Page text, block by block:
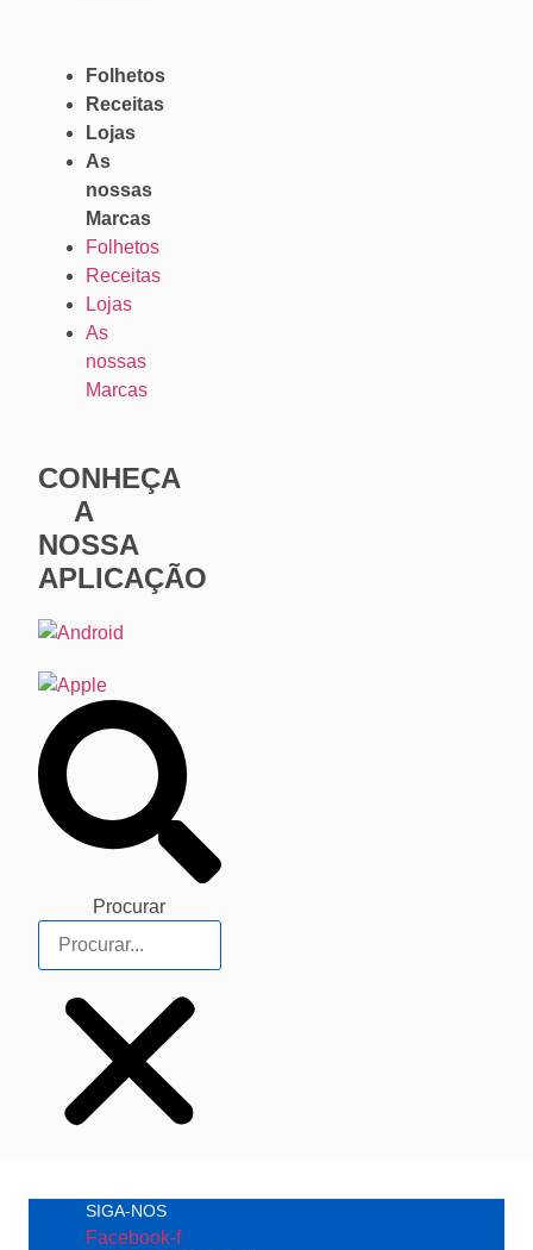
Folhetos
Receitas
Lojas
As
nossas
Marcas
Folhetos
Receitas
Lojas
As
nossas
Marcas
CONHEÇA
A
NOSSA
APLICAÇÃO
Procurar
SIGA-NOS
Facebook-f